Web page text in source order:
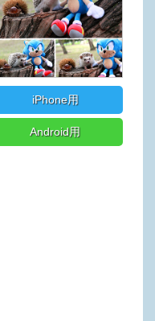
iPhone用
Android用